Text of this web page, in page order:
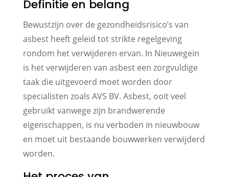
Definitie en belang
Bewustzijn over de gezondheidsrisico’s van
asbest heeft geleid tot strikte regelgeving
rondom het verwijderen ervan. In Nieuwegein
is het verwijderen van asbest een zorgvuldige
taak die uitgevoerd moet worden door
specialisten zoals AVS BV. Asbest, ooit veel
gebruikt vanwege zijn brandwerende
eigenschappen, is nu verboden in nieuwbouw
en moet uit bestaande bouwwerken verwijderd
worden.